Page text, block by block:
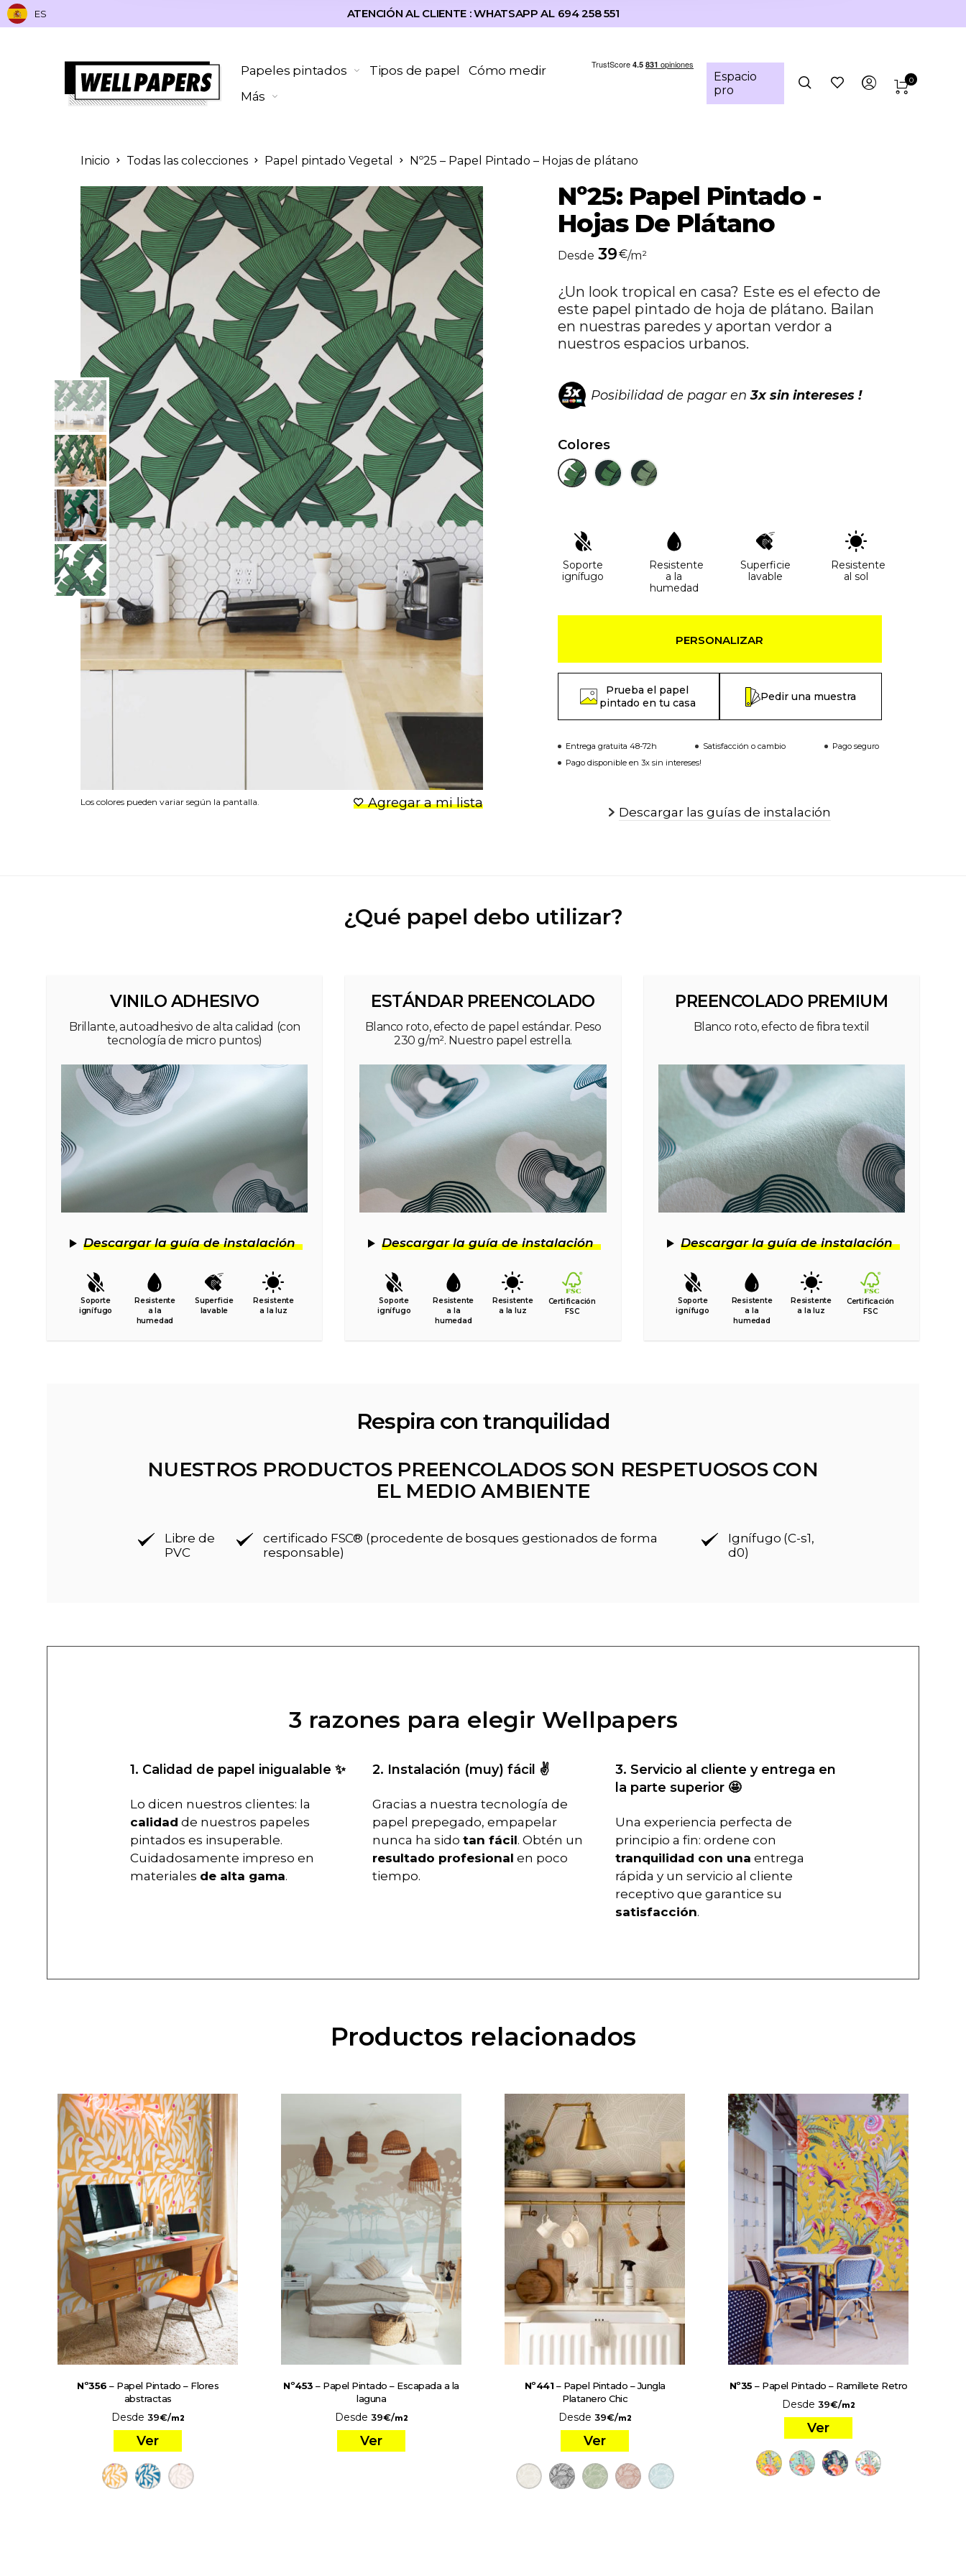
ES ATENCIÓN AL CLIENTE : WHATSAPP AL 694 258 551
Papeles pintados Tipos de papel
Cómo medir
Más
Espacio
pro
0
Inicio Todas las colecciones Papel pintado Vegetal Nº25 – Papel Pintado – Hojas de plátano
Los colores pueden variar según la pantalla. Agregar a mi lista
Nº25: Papel Pintado -
Hojas De Plátano
Desde 39€/m²
¿Un look tropical en casa? Este es el efecto de
este papel pintado de hoja de plátano. Bailan
en nuestras paredes y aportan verdor a
nuestros espacios urbanos.
Posibilidad de pagar en3x sin intereses !
Colores
Soporte
ignífugo
Resistente
a la
humedad
Superficie
lavable
Resistente
al sol
PERSONALIZAR
Prueba el papel
pintado en tu casa
Pedir una muestra
Entrega gratuita 48-72h Satisfacción o cambio
Pago seguro
Pago disponible en 3x sin intereses!
Descargar las guías de instalación
¿Qué papel debo utilizar?
VINILO ADHESIVO
Brillante, autoadhesivo de alta calidad (con
tecnología de micro puntos)
Descargar la guía de instalación
Soporte
ignífugo
Resistente
a la
humedad
Superficie
lavable
Resistente
a la luz
ESTÁNDAR PREENCOLADO
Blanco roto, efecto de papel estándar. Peso
230 g/m². Nuestro papel estrella.
Descargar la guía de instalación
Soporte
ignífugo
Resistente
a la
humedad
Resistente
a la luz
Certificación
FSC
PREENCOLADO PREMIUM
Blanco roto, efecto de fibra textil
Descargar la guía de instalación
Soporte
ignífugo
Resistente
a la
humedad
Resistente
a la luz
Certificación
FSC
Respira con tranquilidad
NUESTROS PRODUCTOS PREENCOLADOS SON RESPETUOSOS CON
EL MEDIO AMBIENTE
Libre de
PVC
certificado FSC® (procedente de bosques gestionados de forma
responsable)
Ignífugo (C-s1,
d0)
3 razones para elegir Wellpapers
1. Calidad de papel inigualable ✨
Lo dicen nuestros clientes: la
calidad de nuestros papeles
pintados es insuperable.
Cuidadosamente impreso en
materiales de alta gama.
2. Instalación (muy) fácil ✌️
Gracias a nuestra tecnología de
papel prepegado, empapelar
nunca ha sidotan fácil. Obtén un
resultado profesional en poco
tiempo.
3. Servicio al cliente y entrega en
la parte superior 🤩
Una experiencia perfecta de
principio a fin: ordene con
tranquilidad con una entrega
rápida y un servicio al cliente
receptivo que garantice su
satisfacción.
Productos relacionados
Nº356 – Papel Pintado – Flores
abstractas
Desde 39€/m2
Ver
Nº453 – Papel Pintado – Escapada a la
laguna
Desde 39€/m2
Ver
Nº441 – Papel Pintado – Jungla
Platanero Chic
Desde 39€/m2
Ver
Nº35 – Papel Pintado – Ramillete Retro
Desde 39€/m2
Ver